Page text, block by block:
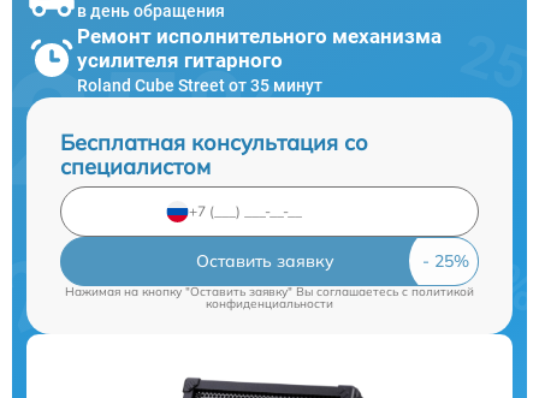
в день обращения
Ремонт исполнительного механизма
усилителя гитарного
Roland Cube Street от 35 минут
Бесплатная консультация со
специалистом
Оставить заявку
Нажимая на кнопку "Оставить заявку" Вы соглашаетесь cполитикой
конфиденциальности